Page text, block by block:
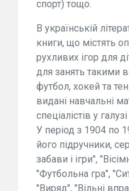
спорт) тощо.
В українській
книги, що містять
рухливих ігор для
для занять такими
футбол, хокей та
видані навчальні
спеціалістів у
У період з 1904 по
його підручники,
забави і ігри",
"Футбольна гра",
"Виряд", "Вільні